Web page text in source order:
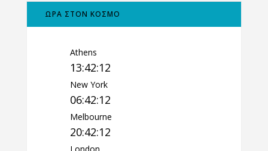
ΩΡΑ ΣΤΟΝ ΚΟΣΜΟ
Athens
13:42:13
New York
06:42:13
Melbourne
20:42:13
London